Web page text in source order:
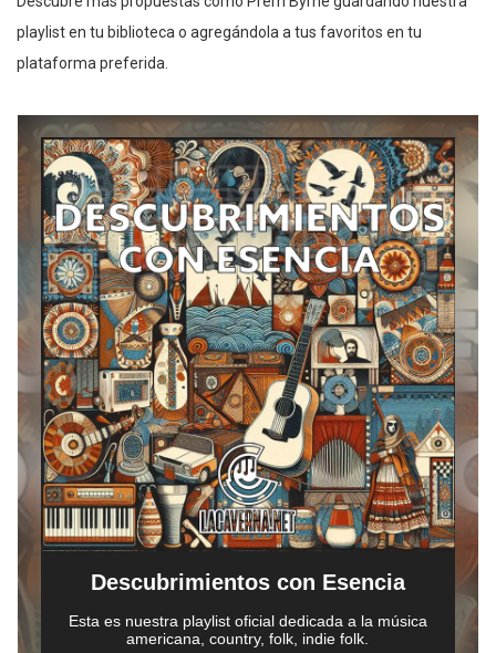
playlist en tu biblioteca o agregándola a tus favoritos en tu
plataforma preferida.